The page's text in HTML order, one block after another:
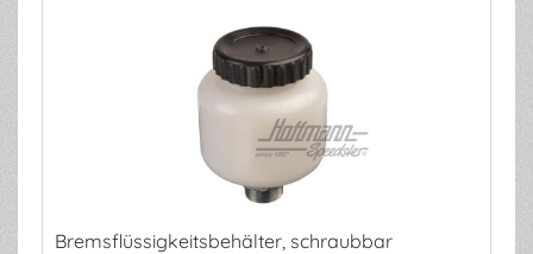
Bremsflüssigkeitsbehälter, schraubbar